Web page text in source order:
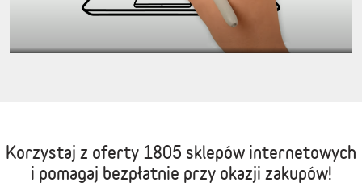
Korzystaj z oferty 1805 sklepów internetowych
i pomagaj bezpłatnie przy okazji zakupów!